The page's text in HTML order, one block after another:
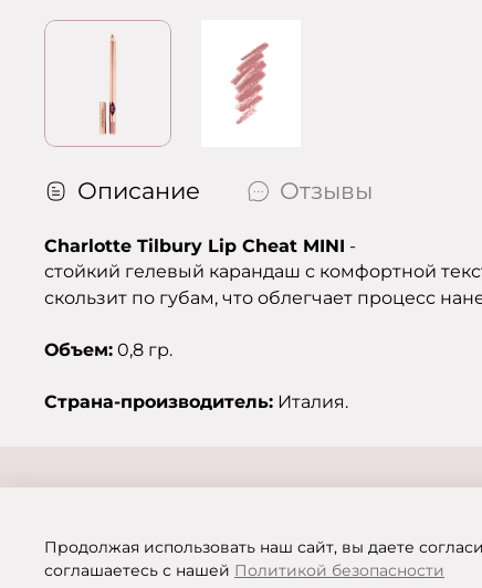
Описание Отзывы
Charlotte Tilbury Lip Cheat MINI -
стойкий гелевый карандаш с комфортной
скользит по губам, что облегчает процесс
Объем: 0,8 гр.
Страна-производитель: Италия.
Продолжая использовать наш сайт, вы даете
соглашаетесь с нашей Политикой безопасности